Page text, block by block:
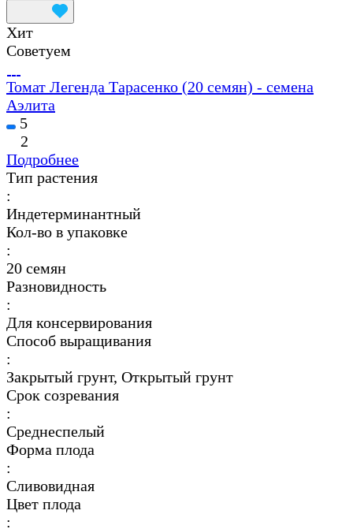
Хит
Советуем
Томат Легенда Тарасенко (20 семян) - семена
Аэлита
5
2
Подробнее
Тип растения
:
Индетерминантный
Кол-во в упаковке
:
20 семян
Разновидность
:
Для консервирования
Способ выращивания
:
Закрытый грунт, Открытый грунт
Срок созревания
:
Среднеспелый
Форма плода
:
Сливовидная
Цвет плода
: